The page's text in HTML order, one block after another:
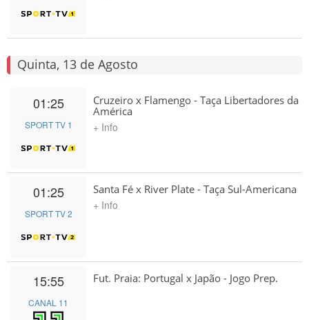
Quinta, 13 de Agosto
01:25
SPORT TV 1
Cruzeiro x Flamengo - Taça Libertadores da
América
+ Info
01:25
SPORT TV 2
Santa Fé x River Plate - Taça Sul-Americana
+ Info
15:55
CANAL 11
Fut. Praia: Portugal x Japão - Jogo Prep.